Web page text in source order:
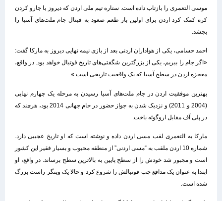
موسی التعمری را بازتاب داده است. ستاره تیم ملی اردن که دیروز با جارو کردن
کره کمک کرد اردن برای اولین بار طعم صعود به فینال جام ملت‌های آسیا را
بچشد.
احمد حسامی، یکی از هواداران اردنی بعد از بازی نیمه نهایی دیروز به مارکا گفت:
«اگر جام را ببریم، یکی از بزرگترین شگفتی‌های تاریخ فوتبال خواهد بود. در واقع،
معجزه اردن در سطح آسیا که یک واقعیت تاریخی است.»
بهترین موفقیت اردن در جام ملت‌های آسیا رسیدن به مرحله یک چهارم نهایی
(2004 و 2011) و نزدیک شدن به جواز حضور در جام جهانی 2014 بود، هرچند که
در پلی آف مقابل اروگوئه باخت.
مارکا به التعمری لقب مسی اردن داده و نوشته است که او تاریخ عجیبی دارد.
شماره 10 اردن ملقب به “مسی اردنی” از منطقه محبوب و بسیار فقیر این کشور
است و مجبور شد خودش را از سطح پایین به بالاترین سطح برساند. در واقع، او
ابتدا به عنوان یک مدافع چپ فوتبالش را شروع کرد و حالا یک وینگر راست بزرگ
شده است.